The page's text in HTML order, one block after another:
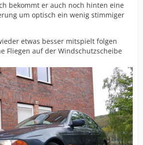
bekommt er auch noch hinten eine
um optisch ein wenig stimmiger
etwas besser mitspielt folgen
Fliegen auf der Windschutzscheibe